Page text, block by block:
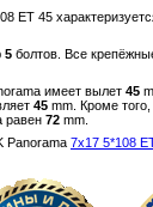
ET 45
5 болтов. Все
имеет вылет 45
45 mm. Кроме
равен 72 mm.
Panorama 7x17 5*108